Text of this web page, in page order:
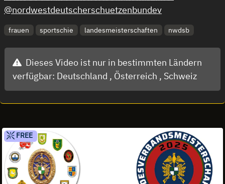
@nordwestdeutscherschuetzenbundev
frauen sportschie landesmeisterschaften nwdsb
Dieses Video ist nur in bestimmten Ländern
verfügbar: Deutschland , Österreich , Schweiz
FREE